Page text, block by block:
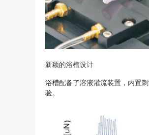
新颖的浴槽设计
浴槽配备了溶液灌流装置，内置
验。